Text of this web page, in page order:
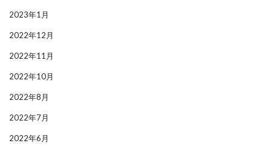
2023年1月
2022年12月
2022年11月
2022年10月
2022年8月
2022年7月
2022年6月